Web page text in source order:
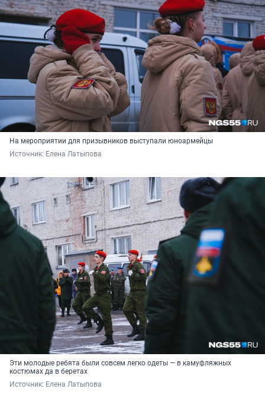
На мероприятии для призывников выступали юноармейцы
Источник: Елена Латыпова
Эти молодые ребята были совсем легко одеты — в камуфляжных
костюмах да в беретах
Источник: Елена Латыпова